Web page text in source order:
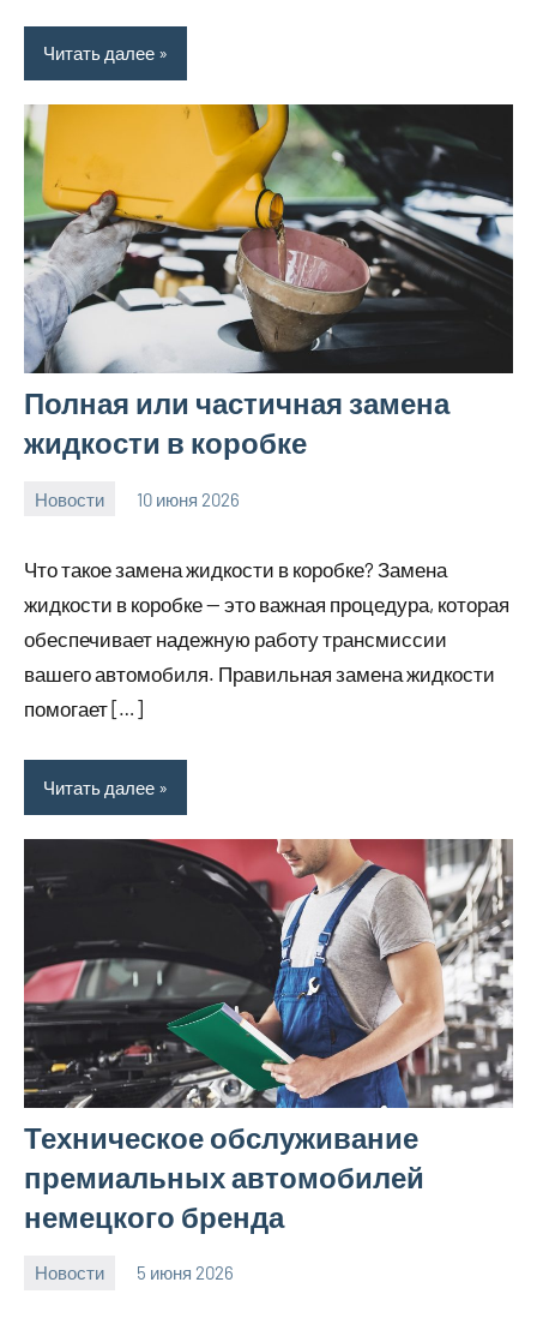
Читать далее
Полная или частичная замена
жидкости в коробке
Новости 10 июня 2026
Что такое замена жидкости в коробке? Замена
жидкости в коробке — это важная процедура, которая
обеспечивает надежную работу трансмиссии
вашего автомобиля. Правильная замена жидкости
помогает […]
Читать далее
Техническое обслуживание
премиальных автомобилей
немецкого бренда
Новости 5 июня 2026